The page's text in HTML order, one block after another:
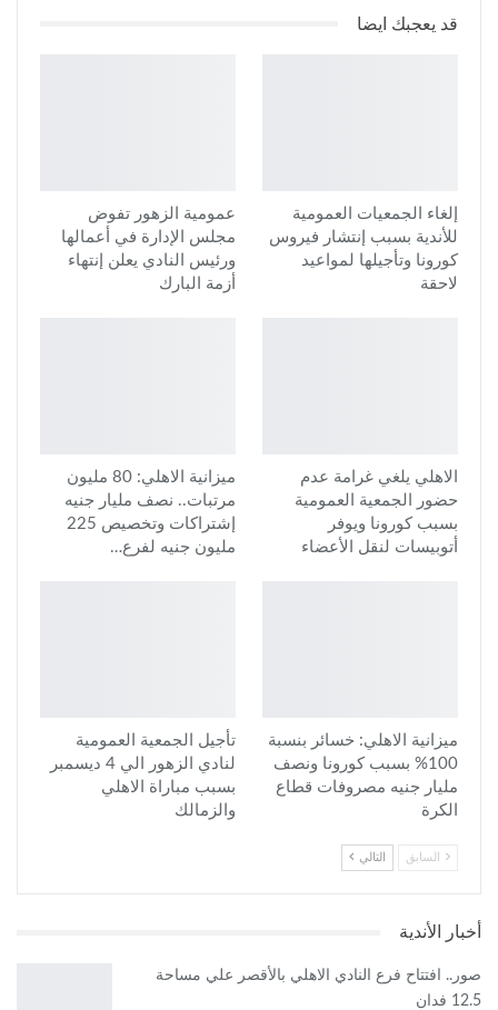
قد يعجبك ايضا
إلغاء الجمعيات العمومية
للأندية بسبب إنتشار فيروس
كورونا وتأجيلها لمواعيد
لاحقة
عمومية الزهور تفوض
مجلس الإدارة في أعمالها
ورئيس النادي يعلن إنتهاء
أزمة البارك
الاهلي يلغي غرامة عدم
حضور الجمعية العمومية
بسبب كورونا ويوفر
أتوبيسات لنقل الأعضاء
ميزانية الاهلي: 80 مليون
مرتبات.. نصف مليار جنيه
إشتراكات وتخصيص 225
مليون جنيه لفرع…
ميزانية الاهلي: خسائر بنسبة
100% بسبب كورونا ونصف
مليار جنيه مصروفات قطاع
الكرة
تأجيل الجمعية العمومية
لنادي الزهور الي 4 ديسمبر
بسبب مباراة الاهلي
والزمالك
السابق التالي
أخبار الأندية
صور.. افتتاح فرع النادي الاهلي بالأقصر علي مساحة
12.5 فدان